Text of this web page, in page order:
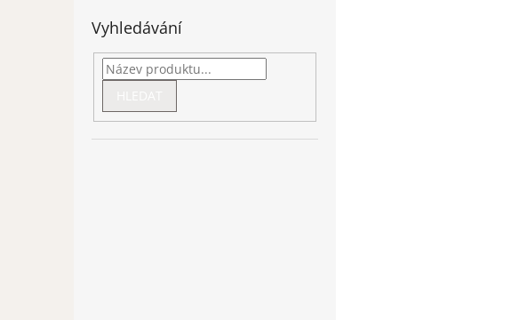
Vyhledávání